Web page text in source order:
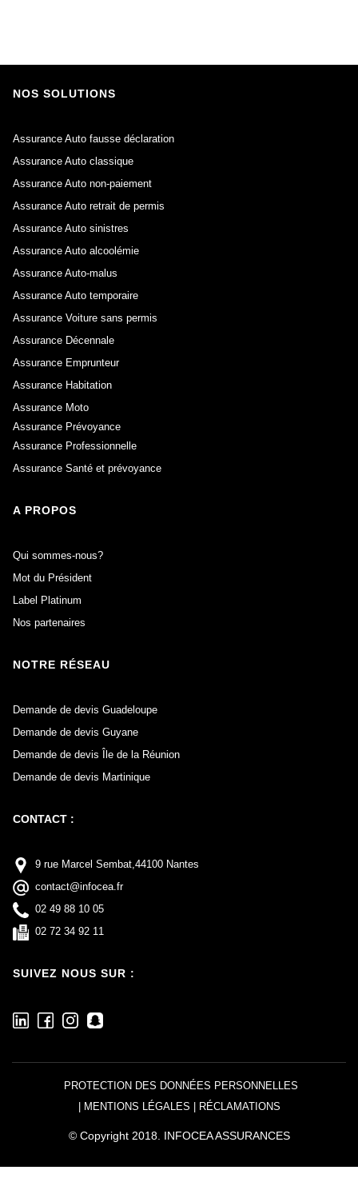
NOS SOLUTIONS
Assurance Auto fausse déclaration
Assurance Auto classique
Assurance Auto non-paiement
Assurance Auto retrait de permis
Assurance Auto sinistres
Assurance Auto alcoolémie
Assurance Auto-malus
Assurance Auto temporaire
Assurance Voiture sans permis
Assurance Décennale
Assurance Emprunteur
Assurance Habitation
Assurance Moto
Assurance Prévoyance
Assurance Professionnelle
Assurance Santé et prévoyance
A PROPOS
Qui sommes-nous?
Mot du Président
Label Platinum
Nos partenaires
NOTRE RÉSEAU
Demande de devis Guadeloupe
Demande de devis Guyane
Demande de devis Île de la Réunion
Demande de devis Martinique
CONTACT :
9 rue Marcel Sembat,44100 Nantes
contact@infocea.fr
02 49 88 10 05
02 72 34 92 11
SUIVEZ NOUS SUR :
PROTECTION DES DONNÉES PERSONNELLES
MENTIONS LÉGALES RÉCLAMATIONS
© Copyright 2018. INFOCEA ASSURANCES